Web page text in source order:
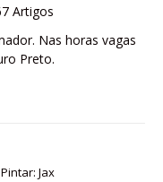
Artigos
Nas horas vagas
Preto.
Jax